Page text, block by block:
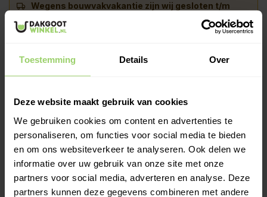
Toestemming Details Over
Deze website maakt gebruik van cookies
We gebruiken cookies om content en advertenties te
personaliseren, om functies voor social media te bieden
en om ons websiteverkeer te analyseren. Ook delen we
informatie over uw gebruik van onze site met onze
partners voor social media, adverteren en analyse. Deze
partners kunnen deze gegevens combineren met andere
Wegens bouwvakvakantie zijn wij gesloten t/m
Bestellingen worden maandag 10
augustus verwerkt of kies zelf een andere
- +
Een stadsuitloop wordt over de zijuitloop van een plat dak
geschoven, waarna je eenvoudig de regenpijp kunt monteren.
Deze stadsuitloop komt in twee maten 60x80mm en
60x100mm en past in rond als vierkant 80mm. De ronde buis is
Meer informatie >